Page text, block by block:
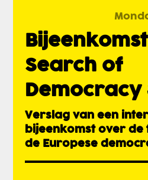
Search of
Democracy
Verslag van een
bijeenkomst over de
de Europese